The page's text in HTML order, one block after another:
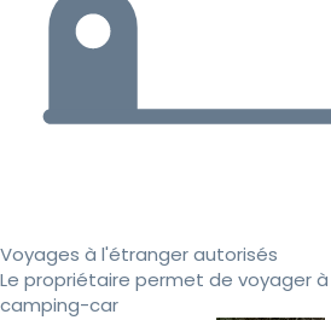
Voyages à l'étranger autorisés
Le propriétaire permet de voyager
camping-car